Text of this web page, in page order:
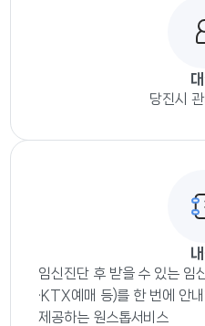
당진시
임신진단 후 받을 수 있는 임
·KTX예매 등)를 한 번에 안
제공하는 원스톱서비스